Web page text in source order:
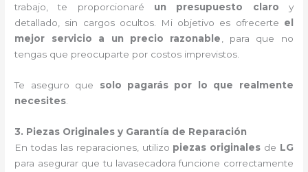
trabajo, te proporcionaré un presupuesto claro y
detallado, sin cargos ocultos. Mi objetivo es ofrecerte el
mejor servicio a un precio razonable , para que no
tengas que preocuparte por costos imprevistos.
Te aseguro que solo pagarás por lo que realmente
necesites
3. Piezas Originales y Garantía de Reparación
En todas las reparaciones, utilizo piezas originales de LG
para asegurar que tu lavasecadora funcione correctamente